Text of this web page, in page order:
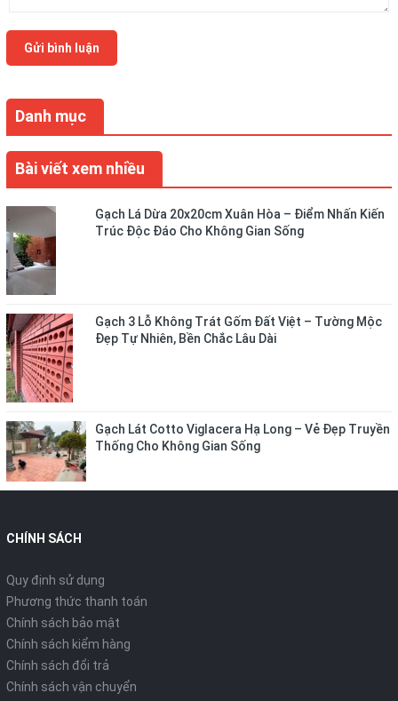
Danh mục
Bài viết xem nhiều
Gạch Lá Dừa 20x20cm Xuân Hòa – Điểm Nhấn Kiến
Trúc Độc Đáo Cho Không Gian Sống
Gạch 3 Lỗ Không Trát Gốm Đất Việt – Tường Mộc
Đẹp Tự Nhiên, Bền Chắc Lâu Dài
Gạch Lát Cotto Viglacera Hạ Long – Vẻ Đẹp Truyền
Thống Cho Không Gian Sống
Gửi bình luận
CHÍNH SÁCH
Quy định sử dụng
Phương thức thanh toán
Chính sách bảo mật
Chính sách kiểm hàng
Chính sách đổi trả
Chính sách vận chuyển